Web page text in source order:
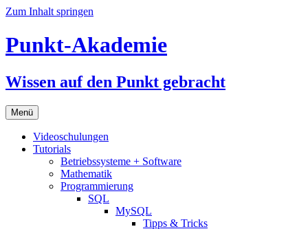
Zum Inhalt springen
Punkt-Akademie
Wissen auf den Punkt gebracht
Menü
Videoschulungen
Tutorials
Betriebssysteme + Software
Mathematik
Programmierung
SQL
MySQL
Tipps & Tricks